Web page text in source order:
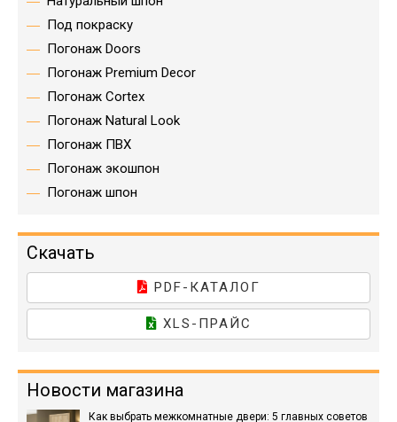
Под покраску
Погонаж Doors
Погонаж Premium Decor
Погонаж Cortex
Погонаж Natural Look
Погонаж ПВХ
Погонаж экошпон
Погонаж шпон
Скачать
PDF-КАТАЛОГ
XLS-ПРАЙС
Новости магазина
Как выбрать межкомнатные двери: 5 главных советов